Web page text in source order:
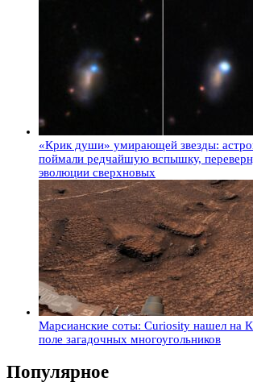
«Крик души» умирающей звезды:
поймали редчайшую вспышку,
эволюции сверхновых
Марсианские соты: Curiosity нашел на
поле загадочных многоугольников
Популярное